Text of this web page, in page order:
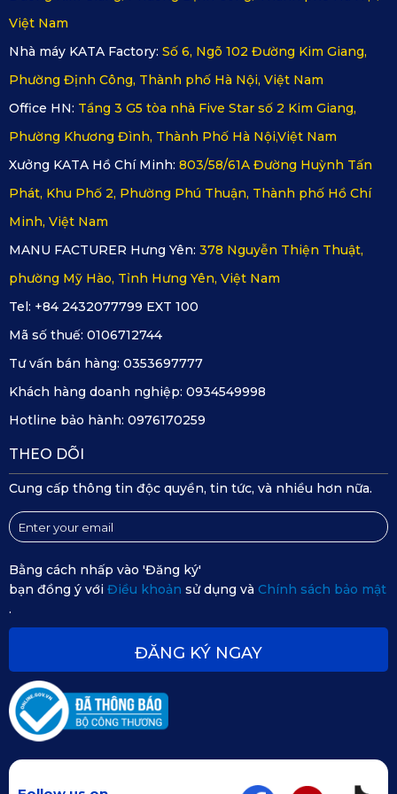
bảo hành, người dùng nên chọn mua Thảm sàn ô tô 360
Maserati Levante tại hệ thống phân phối chính thức của
KATA. Bạn có thể:
Thảm sàn ô tô 360 Maserati Levante được bán tại hệ thống
phân phối chính thức của KATA
nơi cung cấp đầy đủ mẫu mã, hình ảnh thực tế và
hỗ trợ tư vấn tận tình 24/7.
tiếp trước khi mua.
Khi mua tại các địa điểm trên, bạn sẽ nhận được chế độ bảo
hành 18 tháng và dịch vụ chăm sóc khách hàng tận tâm,
cam kết mang lại trải nghiệm tốt nhất.
Việt Nam
Nhà máy KATA Factory: Số 6, Ngõ 102 Đường Kim Giang,
Phường Định Công, Thành phố Hà Nội, Việt Nam
Office HN: Tầng 3 G5 tòa nhà Five Star số 2 Kim Giang,
Phường Khương Đình, Thành Phố Hà Nội,Việt Nam
Xưởng KATA Hồ Chí Minh: 803/58/61A Đường Huỳnh Tấn
Phát, Khu Phố 2, Phường Phú Thuận, Thành phố Hồ Chí
Minh, Việt Nam
MANU FACTURER Hưng Yên: 378 Nguyễn Thiện Thuật,
phường Mỹ Hào, Tỉnh Hưng Yên, Việt Nam
Tel: +84 2432077799 EXT 100
Mã số thuế: 0106712744
Tư vấn bán hàng: 0353697777
Khách hàng doanh nghiệp: 0934549998
Hotline bảo hành: 0976170259
THEO DÕI
Cung cấp thông tin độc quyền, tin tức, và nhiều hơn nữa.
Bằng cách nhấp vào 'Đăng ký'
bạn đồng ý với Điều khoản sử dụng và Chính sách bảo mật
.
ĐĂNG KÝ NGAY